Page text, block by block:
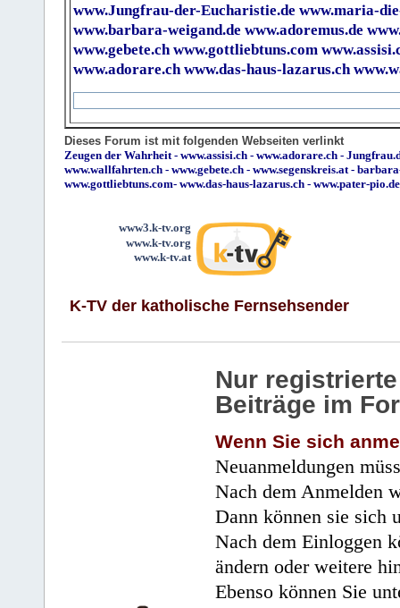
www.Jungfrau-der-Eucharistie.de www.maria-
www.barbara-weigand.de www.adoremus.de
www.gebete.ch www.gottliebtuns.com
www.adorare.ch www.das-haus-lazarus.ch
Dieses Forum ist mit folgenden Webseiten verlinkt
Zeugen der Wahrheit- www.assisi.ch - www.adorare.ch -
www.wallfahrten.ch - www.gebete.ch - www.segenskreis.at-
www.gottliebtuns.com- www.das-haus-lazarus.ch - www.pater-pio.de
www3.k-tv.org
www.k-tv.org
www.k-tv.at
K-TV der katholische Fernsehsender
Nur
Beiträge im
Wenn Sie sich
Neuanmeldungen
Nach dem Anmelden
Dann können sie sich
Nach dem Einloggen
ändern oder weitere
Ebenso können Sie